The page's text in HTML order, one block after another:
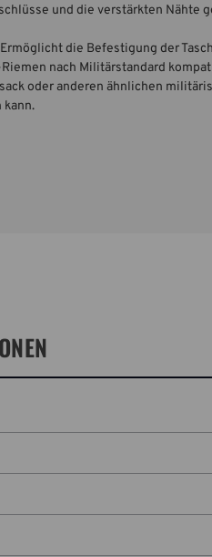
und die verstärkten Nähte
die Befestigung der
nach Militärstandard
oder anderen ähnlichen